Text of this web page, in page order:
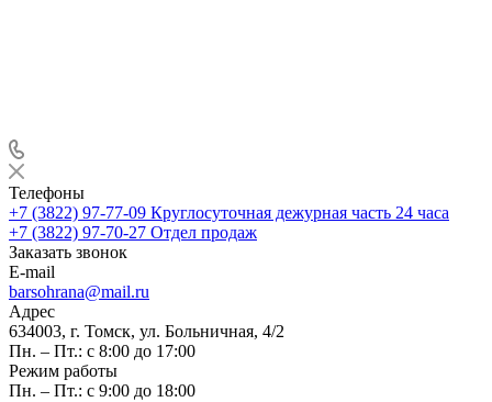
Телефоны
+7 (3822) 97-77-09 Круглосуточная дежурная часть 24 часа
+7 (3822) 97-70-27 Отдел продаж
Заказать звонок
E-mail
barsohrana@mail.ru
Адрес
634003, г. Томск, ул. Больничная, 4/2
Пн. – Пт.: с 8:00 до 17:00
Режим работы
Пн. – Пт.: с 9:00 до 18:00